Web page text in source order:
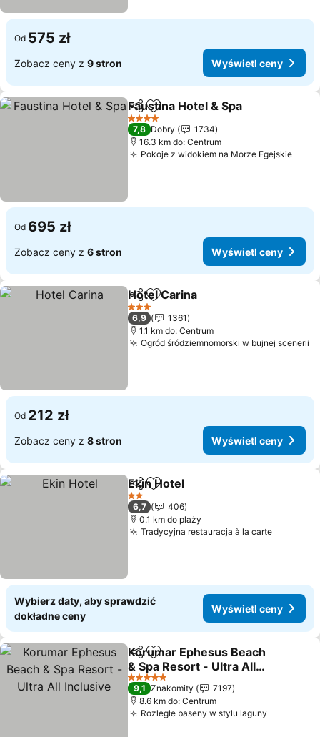
Od 575 zł
Zobacz ceny z 9 stron Wyświetl ceny
Udostępnij
Dodaj do ulubionych
Faustina Hotel & Spa
4 Kategoria
7,8 Dobry
1734
16.3 km do: Centrum
Pokoje z widokiem na Morze Egejskie
Od 695 zł
Zobacz ceny z 6 stron Wyświetl ceny
UdostępnijDodaj do ulubionych
Hotel Carina
3 Kategoria
6,9
1361
1.1 km do: Centrum
Ogród śródziemnomorski w bujnej scenerii
Od 212 zł
Zobacz ceny z 8 stron Wyświetl ceny
Udostępnij
Dodaj do ulubionych
Ekin Hotel
2 Kategoria
6,7
406
0.1 km do plaży
Tradycyjna restauracja à la carte
Wybierz daty, aby sprawdzić
dokładne ceny
Wyświetl ceny
Udostępnij
Dodaj do ulubionych
Korumar Ephesus Beach
& Spa Resort - Ultra All
Inclusive
Wyświetl ceny
5 Kategoria
9,1 Znakomity
7197
8.6 km do: Centrum
Rozległe baseny w stylu laguny